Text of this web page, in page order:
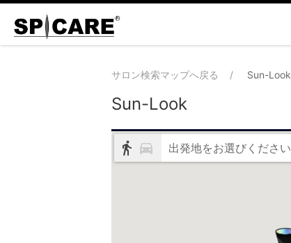
サロン検索マップへ戻る Sun-Look
Sun-Look
出発地をお選びください